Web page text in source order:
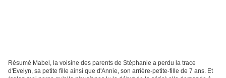
Résumé Mabel, la voisine des parents de Stéphanie a perdu la trace
d'Evelyn, sa petite fille ainsi que d'Annie, son arrière-petite-fille de 7 ans. Et